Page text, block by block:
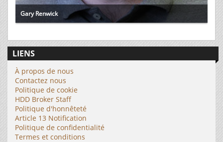
Gary Renwick
LIENS
À propos de nous
Contactez nous
Politique de cookie
HDD Broker Staff
Politique d'honnêteté
Article 13 Notification
Politique de confidentialité
Termes et conditions